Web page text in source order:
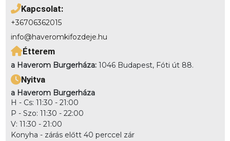
Kapcsolat:
+36706362015
info@haveromkifozdeje.hu
Étterem
a Haverom Burgerháza: 1046 Budapest, Fóti út 88.
Nyitva
a Haverom Burgerháza
H - Cs: 11:30 - 21:00
P - Szo: 11:30 - 22:00
V: 11:30 - 21:00
Konyha - zárás előtt 40 perccel zár